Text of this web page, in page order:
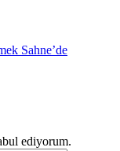
Sahne’de
ediyorum.